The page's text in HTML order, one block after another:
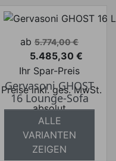
Verkaufspreis
ab 5.774,00 €
Preis
5.485,30 €
Ihr Spar-Preis
Preise inkl. ges. MwSt.
absolut
versandkostenfrei
Gervasoni GHOST
16 Lounge-Sofa
ALLE
VARIANTEN
ZEIGEN